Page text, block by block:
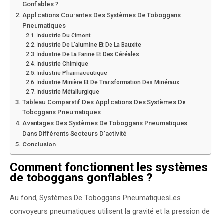
Gonflables ?
Applications Courantes Des Systèmes De Toboggans
Pneumatiques
Industrie Du Ciment
Industrie De L’alumine Et De La Bauxite
Industrie De La Farine Et Des Céréales
Industrie Chimique
Industrie Pharmaceutique
Industrie Minière Et De Transformation Des Minéraux
Industrie Métallurgique
Tableau Comparatif Des Applications Des Systèmes De
Toboggans Pneumatiques
Avantages Des Systèmes De Toboggans Pneumatiques
Dans Différents Secteurs D’activité
Conclusion
Comment fonctionnent les systèmes
de toboggans gonflables ?
Au fond, Systèmes De Toboggans PneumatiquesLes
convoyeurs pneumatiques utilisent la gravité et la pression de